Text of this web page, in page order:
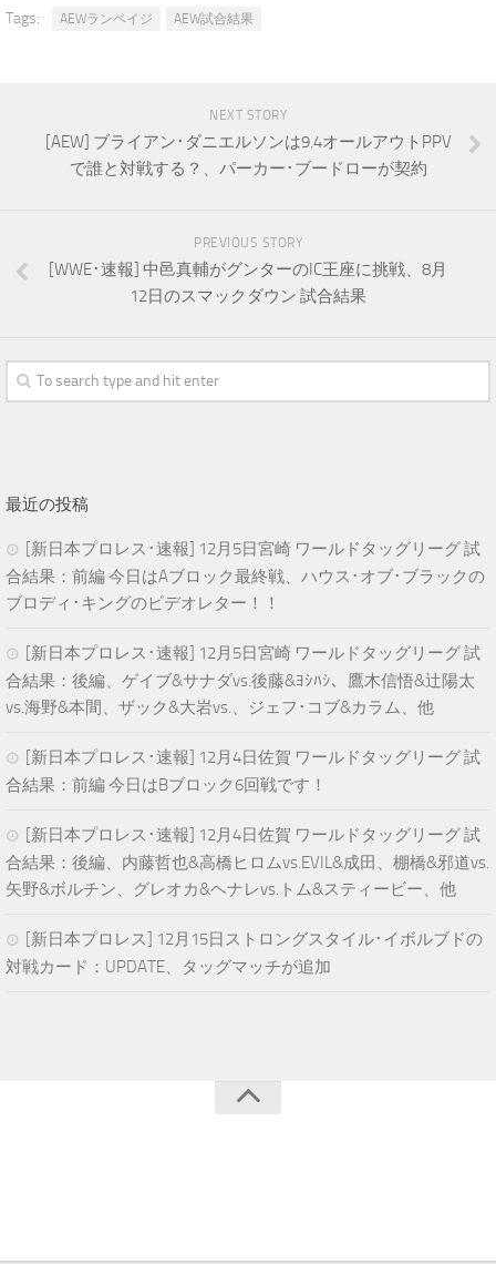
Tags: AEWランペイジ AEW試合結果
NEXT STORY
[AEW] ブライアン･ダニエルソンは9.4オールアウトPPV
で誰と対戦する？、パーカー･ブードローが契約
PREVIOUS STORY
[WWE･速報] 中邑真輔がグンターのIC王座に挑戦、8月
12日のスマックダウン 試合結果
最近の投稿
[新日本プロレス･速報] 12月5日宮崎 ワールドタッグリーグ 試
合結果：前編 今日はAブロック最終戦、ハウス･オブ･ブラックの
ブロディ･キングのビデオレター！！
[新日本プロレス･速報] 12月5日宮崎 ワールドタッグリーグ 試
合結果：後編、ゲイブ&サナダvs.後藤&ﾖｼﾊｼ、鷹木信悟&辻陽太
vs.海野&本間、ザック&大岩vs.、ジェフ･コブ&カラム、他
[新日本プロレス･速報] 12月4日佐賀 ワールドタッグリーグ 試
合結果：前編 今日はBブロック6回戦です！
[新日本プロレス･速報] 12月4日佐賀 ワールドタッグリーグ 試
合結果：後編、内藤哲也&高橋ヒロムvs.EVIL&成田、棚橋&邪道vs.
矢野&ボルチン、グレオカ&ヘナレvs.トム&スティービー、他
[新日本プロレス] 12月15日ストロングスタイル･イボルブドの
対戦カード：UPDATE、タッグマッチが追加